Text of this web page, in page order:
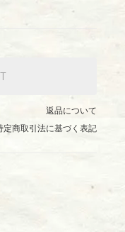
返品について
定商取引法に基づく表記